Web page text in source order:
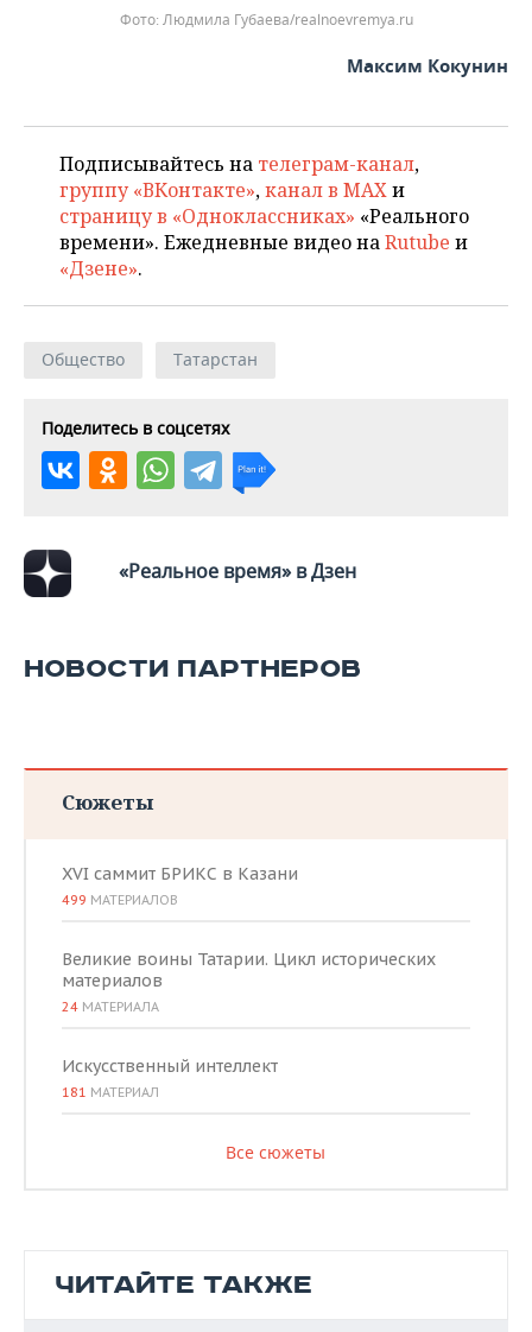
Людмила Губаева/realnoevremya.ru
Максим Кокунин
Подписывайтесь на телеграм-канал,
группу «ВКонтакте»,канал в MAXи
страницу в «Одноклассниках» «Реального
времени». Ежедневные видео наRutube и
«Дзене».
Общество Татарстан
Поделитесь в соцсетях
«Реальное время» в Дзен
НОВОСТИ ПАРТНЕРОВ
Сюжеты
XVI саммит БРИКС в Казани
499 МАТЕРИАЛОВ
Великие воины Татарии. Цикл исторических
материалов
24 МАТЕРИАЛА
Искусственный интеллект
181 МАТЕРИАЛ
Все сюжеты
ЧИТАЙТЕ ТАКЖЕ